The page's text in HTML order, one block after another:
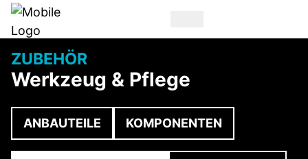
ZUBEHÖR
Werkzeug & Pflege
ANBAUTEILE KOMPONENTEN